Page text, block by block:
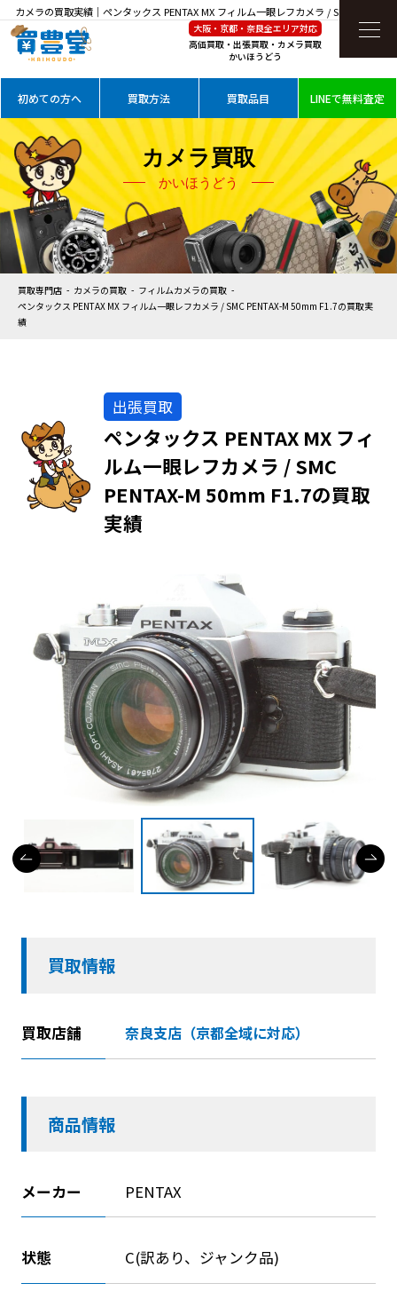
カメラの買取実績｜ペンタックス PENTAX MX フィルム一眼レフカメラ / SMC PENTAX-
M 50mm F1.7を高価買取
大阪・京都・奈良全エリア対応
高価買取・出張買取・カメラ買取
かいほうどう
初めての方へ 買取方法 買取品目 LINEで無料査定
カメラ買取
かいほうどう
買取専門店 カメラの買取
フィルムカメラの買取
ペンタックス PENTAX MX フィルム一眼レフカメラ / SMC PENTAX-M 50mm F1.7の買取実
績
出張買取
ペンタックス PENTAX MX フィ
ルム一眼レフカメラ / SMC
PENTAX-M 50mm F1.7の買取
実績
買取情報
買取店舗 奈良支店（京都全域に対応）
商品情報
メーカー PENTAX
状態 C(訳あり、ジャンク品)